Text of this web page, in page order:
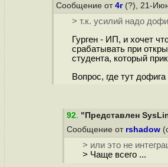
Сообщение от 4r(?), 21-
> т.к. усилий надо
Гурген - ИП, и хочет
срабатывать при
студента, который
Вопрос, где тут
92. "Представлен
Сообщение от rshadow
> или это не
> Чаще всего ...